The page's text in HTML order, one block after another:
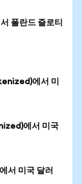
폴란드 즐로티
에서 미
에서 미국
서 미국 달러